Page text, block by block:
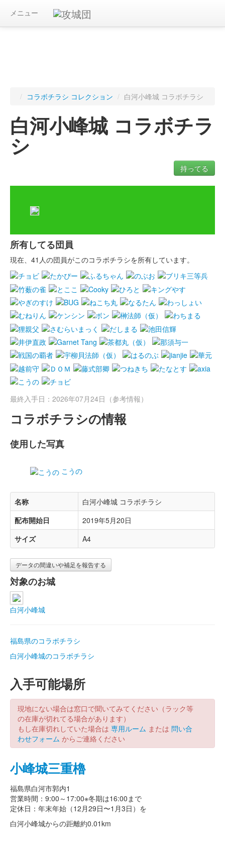
メニュー
/ コラボチラシ コレクション / 白河小峰城 コラボチラシ
白河小峰城 コラボチラ
シ
持ってる
所有してる団員
現在、41人の団員がこのコラボチラシを所有しています。
最終入手日：2026年07月24日（参考情報）
コラボチラシの情報
使用した写真
こうの
名称
白河小峰城 コラボチラシ
配布開始日
2019年5月20日
サイズ
A4
データの間違いや補足を報告する
対象のお城
白河小峰城
福島県のコラボチラシ
白河小峰城のコラボチラシ
入手可能場所
現地にない場合は窓口で聞いてみてください（ラック等
の在庫が切れてる場合があります）
もし在庫切れしていた場合は 専用ルーム または 問い合
わせフォーム からご連絡ください
小峰城三重櫓
福島県白河市郭内1
営業時間：9:00～17:00※冬期は16:00まで
定休日：年末年始（12月29日〜1月3日）を
白河小峰城からの距離約0.01km